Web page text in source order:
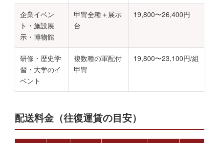
企業イベン
ト・施設展
示・博物館
甲冑全種＋展示
台
19,800〜26,400円
研修・歴史学
習・大学のイ
ベント
複数種の軍配付
甲冑
19,800〜23,100円/組
配送料金（往復運賃の目安）